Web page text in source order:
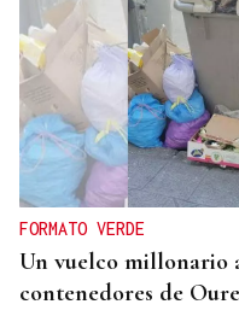
FORMATO VERDE
Un vuelco millonario
contenedores de